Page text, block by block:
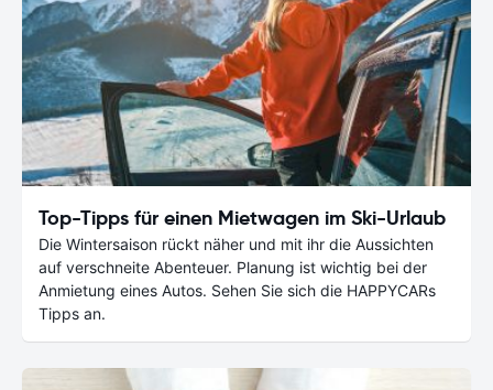
Top-Tipps für einen Mietwagen im Ski-Urlaub
Die Wintersaison rückt näher und mit ihr die Aussichten
auf verschneite Abenteuer. Planung ist wichtig bei der
Anmietung eines Autos. Sehen Sie sich die HAPPYCARs
Tipps an.